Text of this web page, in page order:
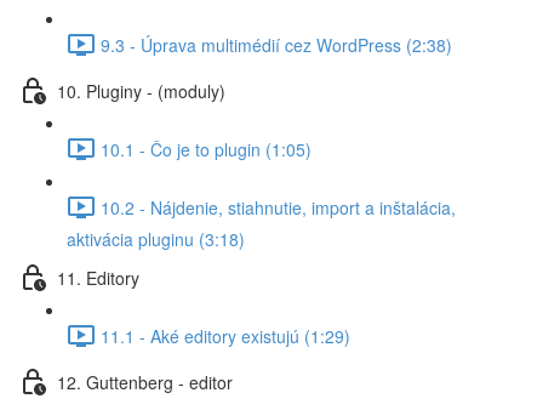
9.3 - Úprava multimédií cez WordPress (2:38)
10. Pluginy - (moduly)
10.1 - Čo je to plugin (1:05)
10.2 - Nájdenie, stiahnutie, import a inštalácia,
aktivácia pluginu (3:18)
11. Editory
11.1 - Aké editory existujú (1:29)
12. Guttenberg - editor